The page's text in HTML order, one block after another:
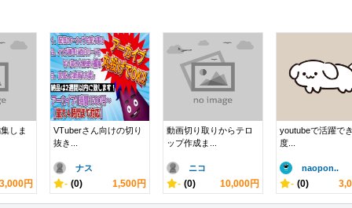
しま
3,000円
VTuberさん向けの切り
抜き...
ナス
- (0) 1,500円
動画切り取りからテロ
ップ作成ま...
ニコ
- (0) 10,000円
youtubeで活躍で
度...
naopon..
- (0)